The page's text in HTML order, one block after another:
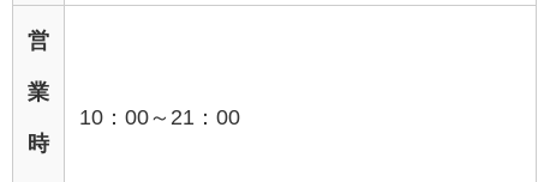
営
業
時
10：00～21：00